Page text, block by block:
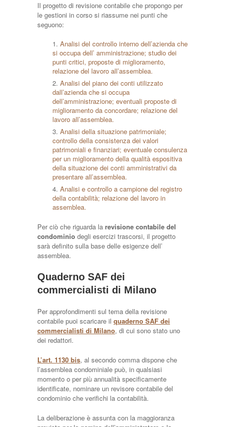
Il progetto di revisione contabile che propongo per
le gestioni in corso si riassume nei punti che
seguono:
Analisi del controllo interno dell’azienda che
si occupa dell’ amministrazione; studio dei
punti critici, proposte di miglioramento,
relazione del lavoro all’assemblea.
Analisi del piano dei conti utilizzato
dall’azienda che si occupa
dell’amministrazione; eventuali proposte di
miglioramento da concordare; relazione del
lavoro all’assemblea.
Analisi della situazione patrimoniale;
controllo della consistenza dei valori
patrimoniali e finanziari; eventuale consulenza
per un miglioramento della qualità espositiva
della situazione dei conti amministrativi da
presentare all’assemblea.
Analisi e controllo a campione del registro
della contabilità; relazione del lavoro in
assemblea.
Per ciò che riguarda la revisione contabile del
condominio degli esercizi trascorsi, il progetto
sarà definito sulla base delle esigenze dell’
assemblea.
Quaderno SAF dei
commercialisti di Milano
Per approfondimenti sul tema della revisione
contabile puoi scaricare il quaderno SAF dei
commercialisti di Milano, di cui sono stato uno
dei redattori.
L’art. 1130 bis, al secondo comma dispone che
l’assemblea condominiale può, in qualsiasi
momento o per più annualità specificamente
identificate, nominare un revisore contabile del
condominio che verifichi la contabilità.
La deliberazione è assunta con la maggioranza